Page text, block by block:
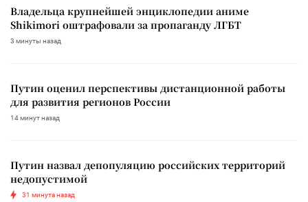
Владельца крупнейшей энциклопедии аниме
Shikimori оштрафовали за пропаганду ЛГБТ
3 минуты назад
Путин оценил перспективы дистанционной работы
для развития регионов России
14 минут назад
Путин назвал депопуляцию российских территорий
недопустимой
31 минута назад